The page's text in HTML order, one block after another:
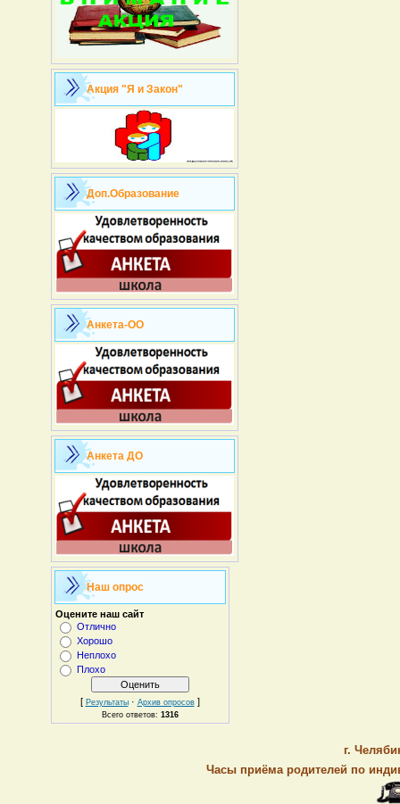
Акция "Я и Закон"
Доп.Образование
Анкета-ОО
Анкета ДО
Наш опрос
Оцените наш сайт
Отлично
Хорошо
Неплохо
Плохо
[ Результаты· Архив опросов]
Всего ответов: 1316
г.
Часы приёма родителей по